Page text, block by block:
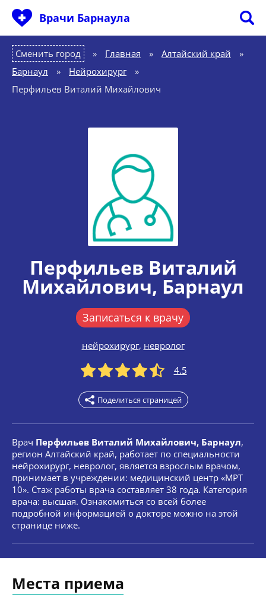
Врачи Барнаула
Сменить город Главная » Алтайский край
»
Барнаул
» Нейрохирург
»
Перфильев Виталий Михайлович
Перфильев Виталий
Михайлович, Барнаул
Записаться к врачу
нейрохирург, невролог
4.5
Поделиться страницей
Врач Перфильев Виталий Михайлович, Барнаул,
регион Алтайский край, работает по специальности
нейрохирург, невролог, является взрослым врачом,
принимает в учреждении: медицинский центр «МРТ
10». Стаж работы врача составляет 38 года. Категория
врача: высшая. Ознакомиться со всей более
подробной информацией о докторе можно на этой
странице ниже.
Места приема